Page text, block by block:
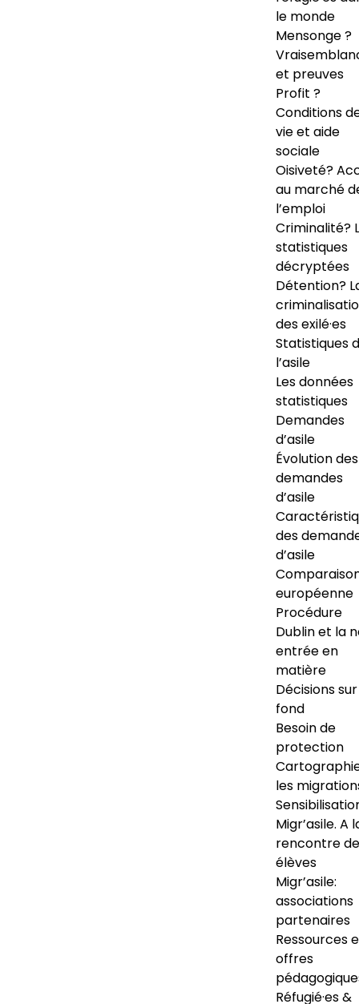
le monde
Mensonge ?
et preuves
Profit ?
Conditions
vie et aide
sociale
Oisiveté?
au marché
l’emploi
Criminalité?
statistiques
décryptées
Détention?
des exilé·es
Statistiques
l’asile
Les données
statistiques
Demandes
d’asile
Évolution des
demandes
d’asile
des
d’asile
européenne
Procédure
Dublin et la
entrée en
matière
Décisions
fond
Besoin de
protection
les
Migr’asile. A
rencontre
élèves
Migr’asile:
associations
partenaires
Ressources
offres
Réfugié·es &